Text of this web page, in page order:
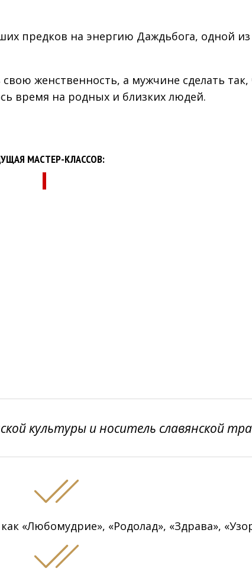
предков на энергию Даждьбога, одной
женственность, а мужчине сделать
время на родных и близких людей.
МАСТЕР-КЛАССОВ:
культуры и носитель славянской
«Любомудрие», «Родолад», «Здрава»,